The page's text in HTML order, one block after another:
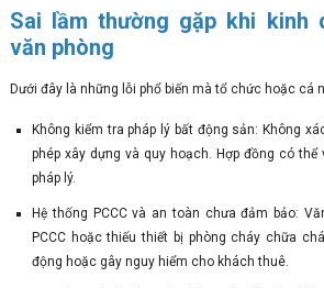
Sai lầm thường gặp khi kinh
văn phòng
Dưới đây là những lỗi phổ biến mà tổ chức hoặc cá
Không kiểm tra pháp lý bất động sản: Không
phép xây dựng và quy hoạch. Hợp đồng có
pháp lý.
Hệ thống PCCC và an toàn chưa đảm bảo:
PCCC hoặc thiếu thiết bị phòng cháy chữa
động hoặc gây nguy hiểm cho khách thuê.